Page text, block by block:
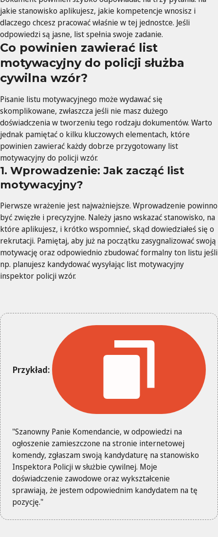
jakie stanowisko aplikujesz, jakie kompetencje wnosisz i
dlaczego chcesz pracować właśnie w tej jednostce. Jeśli
odpowiedzi są jasne, list spełnia swoje zadanie.
Co powinien zawierać list
motywacyjny do policji służba
cywilna wzór?
Pisanie listu motywacyjnego może wydawać się
skomplikowane, zwłaszcza jeśli nie masz dużego
doświadczenia w tworzeniu tego rodzaju dokumentów. Warto
jednak pamiętać o kilku kluczowych elementach, które
powinien zawierać każdy dobrze przygotowany list
motywacyjny do policji wzór.
1. Wprowadzenie: Jak zacząć list
motywacyjny?
Pierwsze wrażenie jest najważniejsze. Wprowadzenie powinno
być zwięzłe i precyzyjne. Należy jasno wskazać stanowisko, na
które aplikujesz, i krótko wspomnieć, skąd dowiedziałeś się o
rekrutacji. Pamiętaj, aby już na początku zasygnalizować swoją
motywację oraz odpowiednio zbudować formalny ton listu jeśli
np. planujesz kandydować wysyłając list motywacyjny
inspektor policji wzór.
Przykład:
"Szanowny Panie Komendancie, w odpowiedzi na
ogłoszenie zamieszczone na stronie internetowej
komendy, zgłaszam swoją kandydaturę na stanowisko
Inspektora Policji w służbie cywilnej. Moje
doświadczenie zawodowe oraz wykształcenie
sprawiają, że jestem odpowiednim kandydatem na tę
pozycję."